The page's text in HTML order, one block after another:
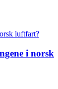
i norsk